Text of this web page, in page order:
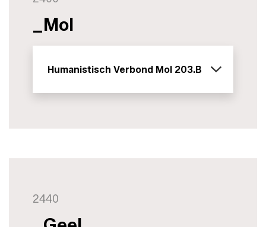
_Mol
Humanistisch Verbond Mol 203.B
2440